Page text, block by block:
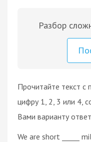
Разбор
Прочитайте текст с
цифру 1, 2, 3 или 4,
Вами варианту
We are short _____